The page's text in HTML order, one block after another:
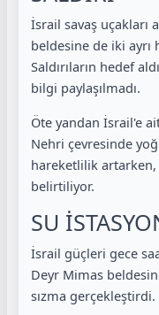
İsrail savaş uçakları
beldesine de iki ayrı
Saldırıların hedef
bilgi paylaşılmadı.
Öte yandan İsrail'e
Nehri çevresinde
hareketlilik
belirtiliyor.
SU
İsrail güçleri gece
Deyr Mimas
sızma gerçekleştirdi.